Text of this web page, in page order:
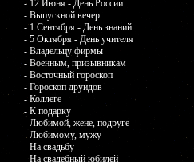
- 12 Июня - День России
- Выпускной вечер
- 1 Сентября - День знаний
- 5 Октября - День учителя
- Владельцу фирмы
- Военным, призывникам
- Восточный гороскоп
- Гороскоп друидов
- Коллеге
- К подарку
- Любимой, жене, подруге
- Любимому, мужу
- На свадьбу
- На свадебный юбилей